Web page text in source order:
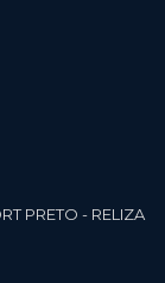
PRETO - RELIZA